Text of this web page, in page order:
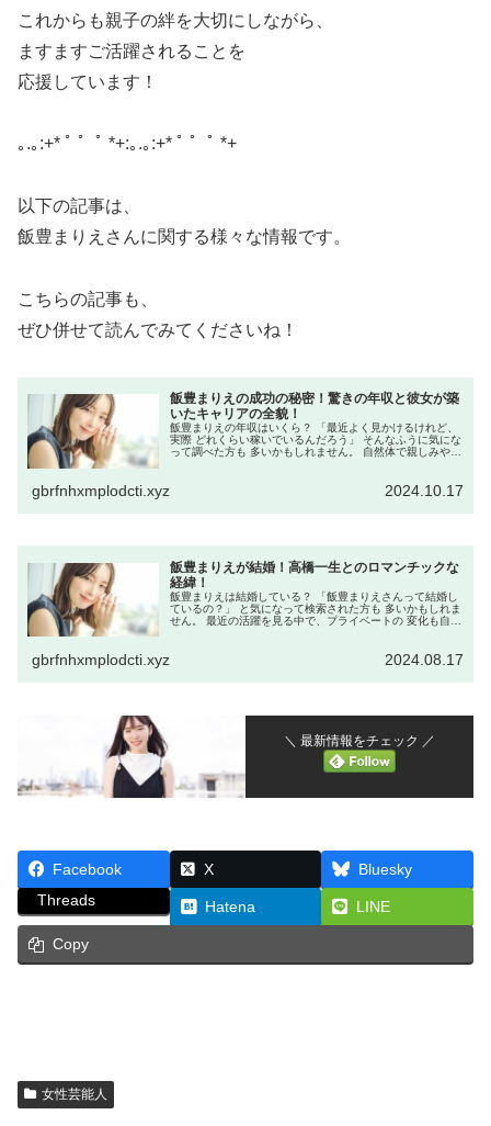
これからも親子の絆を大切にしながら、
ますますご活躍されることを
応援しています！
｡.｡:+* ﾟ ゜ﾟ *+:｡.｡:+* ﾟ ゜ﾟ *+
以下の記事は、
飯豊まりえさんに関する様々な情報です。
こちらの記事も、
ぜひ併せて読んでみてくださいね！
飯豊まりえの成功の秘密！驚きの年収と彼女が築
いたキャリアの全貌！
飯豊まりえの年収はいくら？ 「最近よく見かけるけれど、
実際 どれくらい稼いでいるんだろう」 そんなふうに気にな
って調べた方も 多いかもしれません。 自然体で親しみやす
gbrfnhxmplodcti.xyz 2024.10.17
飯豊まりえが結婚！高橋一生とのロマンチックな
経緯！
飯豊まりえは結婚している？ 「飯豊まりえさんって結婚し
ているの？」 と気になって検索された方も 多いかもしれま
せん。 最近の活躍を見る中で、プライベートの 変化も自然
gbrfnhxmplodcti.xyz 2024.08.17
＼ 最新情報をチェック ／
Facebook X
Bluesky
Threads
Hatena LINE
Copy
女性芸能人